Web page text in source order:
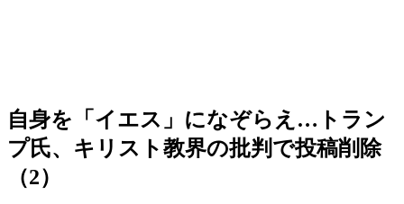
自身を「イエス」になぞらえ…トラン
プ氏、キリスト教界の批判で投稿削除
（2）